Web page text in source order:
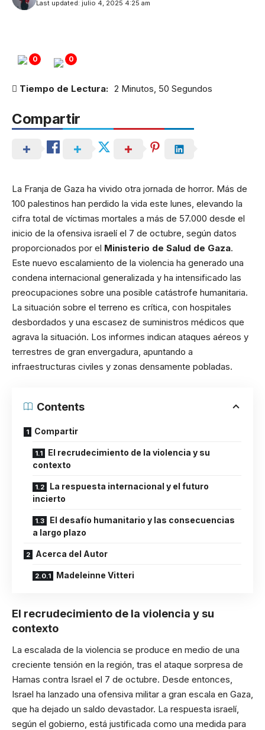
Last updated: julio 4, 2025 4:25 am
0 0
Tiempo de Lectura: 2 Minutos, 50 Segundos
Compartir
La Franja de Gaza ha vivido otra jornada de horror. Más de
100 palestinos han perdido la vida este lunes, elevando la
cifra total de víctimas mortales a más de 57.000 desde el
inicio de la ofensiva israelí el 7 de octubre, según datos
proporcionados por el Ministerio de Salud de Gaza.
Este nuevo escalamiento de la violencia ha generado una
condena internacional generalizada y ha intensificado las
preocupaciones sobre una posible catástrofe humanitaria.
La situación sobre el terreno es crítica, con hospitales
desbordados y una escasez de suministros médicos que
agrava la situación. Los informes indican ataques aéreos y
terrestres de gran envergadura, apuntando a
infraestructuras civiles y zonas densamente pobladas.
Contents
Compartir
El recrudecimiento de la violencia y su
contexto
La respuesta internacional y el futuro
incierto
El desafío humanitario y las consecuencias
a largo plazo
Acerca del Autor
Madeleinne Vitteri
El recrudecimiento de la violencia y su
contexto
La escalada de la violencia se produce en medio de una
creciente tensión en la región, tras el ataque sorpresa de
Hamas contra Israel el 7 de octubre. Desde entonces,
Israel ha lanzado una ofensiva militar a gran escala en Gaza,
que ha dejado un saldo devastador. La respuesta israelí,
según el gobierno, está justificada como una medida para